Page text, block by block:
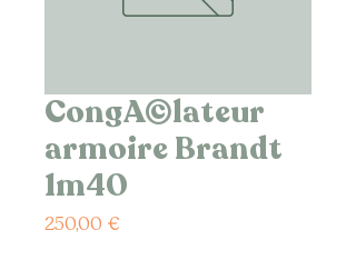
CongA©lateur
armoire Brandt
1m40
250,00 €